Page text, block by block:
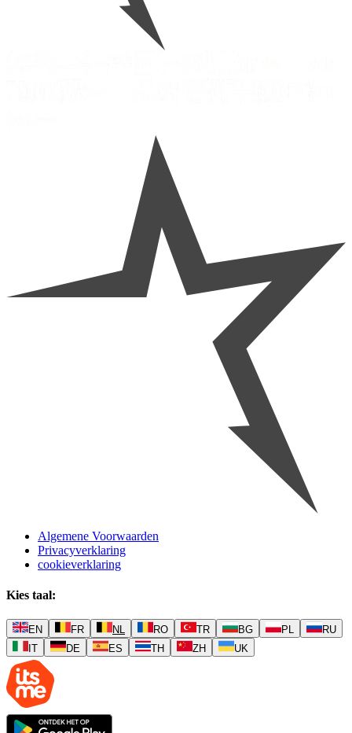
Algemene Voorwaarden
Privacyverklaring
cookieverklaring
Kies taal:
EN FR NL RO TR BG PL
RU
IT
DE ES TH ZH UK